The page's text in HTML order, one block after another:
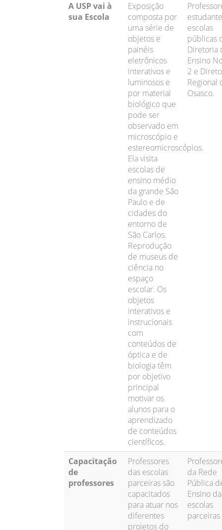
A USP vai à
sua Escola
Exposição
composta por
uma série de
objetos e
painéis
eletrônicos
interativos e
luminosos e
por material
biológico que
pode ser
observado em
microscópio e
estereomicroscópios.
Ela visita
escolas de
ensino médio
da grande São
Paulo e de
cidades do
entorno de
São Carlos.
Reprodução
de museus de
ciência no
espaço
escolar. Os
objetos
interativos e
instrucionais
com
conteúdos de
óptica e de
biologia têm
por objetivo
principal
motivar os
alunos para o
aprendizado
de conteúdos
científicos.
escolas
públicas
Diretoria
Ensino
2 e
Regional
Osasco.
Capacitação
de
professores
Professores
das escolas
parceiras são
capacitados
para atuar nos
diferentes
projetos do
da Rede
Pública
Ensino
escolas
parceiras